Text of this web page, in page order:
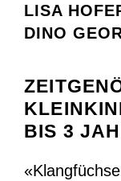
LISA
DINO
BIS 3